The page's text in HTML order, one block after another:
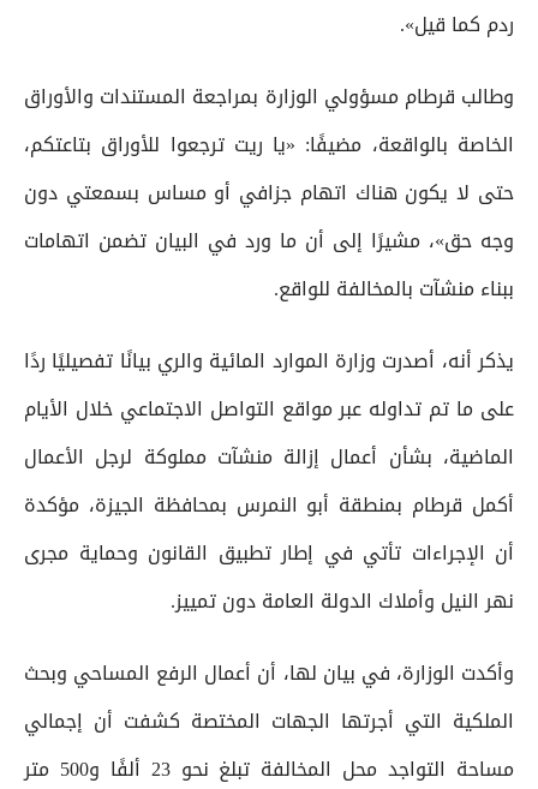
ردم كما قيل».
وطالب قرطام مسؤولي الوزارة بمراجعة المستندات والأوراق
الخاصة بالواقعة، مضيفًا: «يا ريت ترجعوا للأوراق بتاعتكم،
حتى لا يكون هناك اتهام جزافي أو مساس بسمعتي دون
وجه حق»، مشيرًا إلى أن ما ورد في البيان تضمن اتهامات
ببناء منشآت بالمخالفة للواقع.
يذكر أنه، أصدرت وزارة الموارد المائية والري بيانًا تفصيليًا ردًا
على ما تم تداوله عبر مواقع التواصل الاجتماعي خلال الأيام
الماضية، بشأن أعمال إزالة منشآت مملوكة لرجل الأعمال
أكمل قرطام بمنطقة أبو النمرس بمحافظة الجيزة، مؤكدة
أن الإجراءات تأتي في إطار تطبيق القانون وحماية مجرى
نهر النيل وأملاك الدولة العامة دون تمييز.
وأكدت الوزارة، في بيان لها، أن أعمال الرفع المساحي وبحث
الملكية التي أجرتها الجهات المختصة كشفت أن إجمالي
مساحة التواجد محل المخالفة تبلغ نحو 23 ألفًا و500 متر